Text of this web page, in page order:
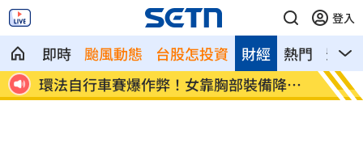
登入
即時 颱風動態 台股怎投資 熱門 影音
財經
他
環法自行車賽爆作弊！女靠胸部裝備降風
阻
學霸